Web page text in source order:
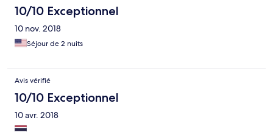
10/10 Exceptionnel
10 nov. 2018
Séjour de 2 nuits
Avis vérifié
10/10 Exceptionnel
10 avr. 2018